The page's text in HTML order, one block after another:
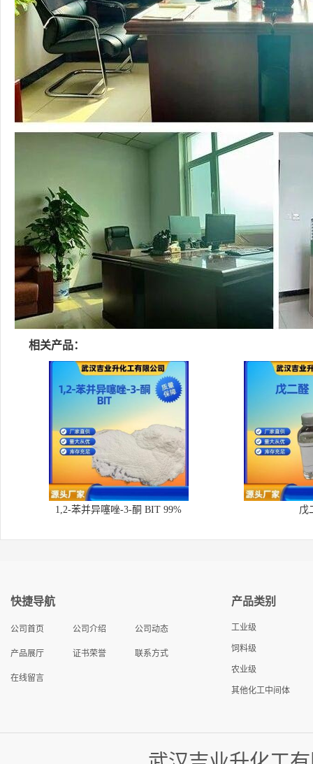
相关产品：
1,2-苯并异噻唑-3-酮 BIT 99% 戊
快捷导航
公司首页 公司介绍 公司动态
产品展厅 证书荣誉 联系方式
在线留言
产品类别
工业级
饲料级
农业级
其他化工中间体